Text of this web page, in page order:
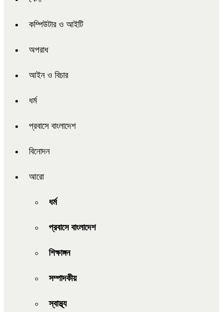
কম্পিউটার ও আইটি
অপরাধ
আইন ও বিচার
ধর্ম
প্রবাসে বাংলাদেশ
বিনোদন
আরো
ধর্ম
প্রবাসে বাংলাদেশ
শিক্ষাঙ্গন
সম্পাদকীয়
স্বাস্থ্য